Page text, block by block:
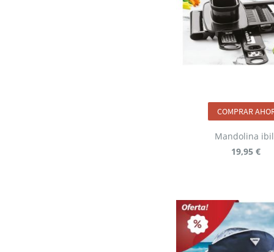
Mandolina
19,95 €
COMPRAR